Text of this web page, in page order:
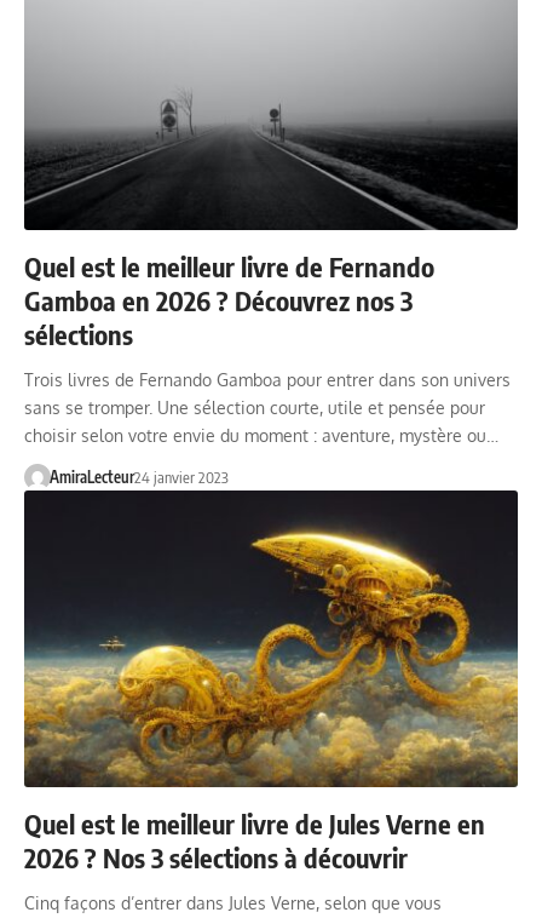
Quel est le meilleur livre de Fernando
Gamboa en 2026 ? Découvrez nos 3
sélections
Trois livres de Fernando Gamboa pour entrer dans son univers
sans se tromper. Une sélection courte, utile et pensée pour
choisir selon votre envie du moment : aventure, mystère ou…
AmiraLecteur24 janvier 2023
Quel est le meilleur livre de Jules Verne en
2026 ? Nos 3 sélections à découvrir
Cinq façons d’entrer dans Jules Verne, selon que vous